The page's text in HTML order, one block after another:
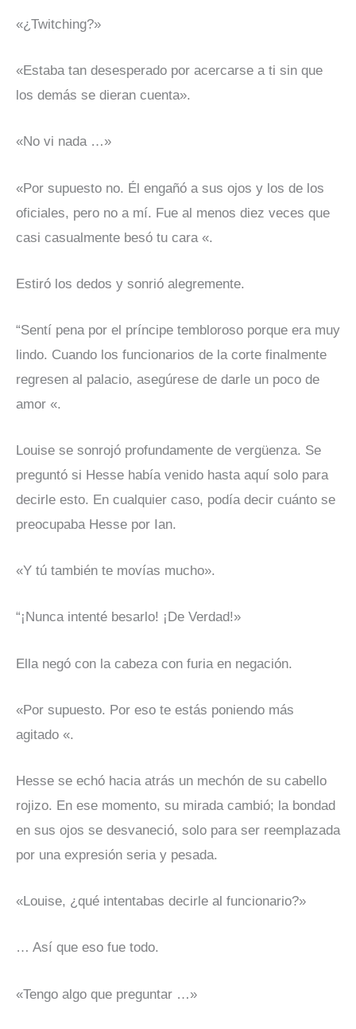
«¿Twitching?»
«Estaba tan desesperado por acercarse a ti sin que
los demás se dieran cuenta».
«No vi nada …»
«Por supuesto no. Él engañó a sus ojos y los de los
oficiales, pero no a mí. Fue al menos diez veces que
casi casualmente besó tu cara «.
Estiró los dedos y sonrió alegremente.
“Sentí pena por el príncipe tembloroso porque era muy
lindo. Cuando los funcionarios de la corte finalmente
regresen al palacio, asegúrese de darle un poco de
amor «.
Louise se sonrojó profundamente de vergüenza. Se
preguntó si Hesse había venido hasta aquí solo para
decirle esto. En cualquier caso, podía decir cuánto se
preocupaba Hesse por Ian.
«Y tú también te movías mucho».
“¡Nunca intenté besarlo! ¡De Verdad!»
Ella negó con la cabeza con furia en negación.
«Por supuesto. Por eso te estás poniendo más
agitado «.
Hesse se echó hacia atrás un mechón de su cabello
rojizo. En ese momento, su mirada cambió; la bondad
en sus ojos se desvaneció, solo para ser reemplazada
por una expresión seria y pesada.
«Louise, ¿qué intentabas decirle al funcionario?»
… Así que eso fue todo.
«Tengo algo que preguntar …»